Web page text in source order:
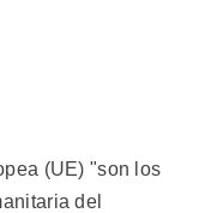
(UE) "son los
del